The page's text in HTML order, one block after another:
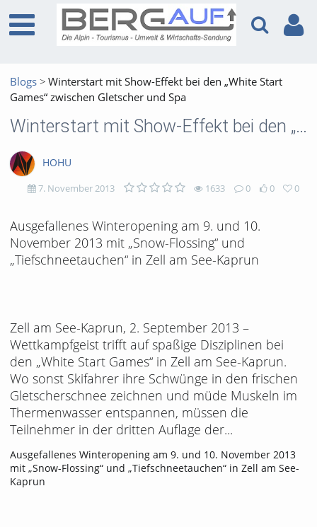
Blogs
Winterstart mit Show-Effekt bei den „White Start
Games“ zwischen Gletscher und Spa
Winterstart mit Show-Effekt bei den „White Start Games“ zwischen Gletscher und Spa
HOHU
7. November 2013 1633
1633
views
0
Kommentare
0
likes
0
favorites
Ausgefallenes Winteropening am 9. und 10.
November 2013 mit „Snow-Flossing“ und
„Tiefschneetauchen“ in Zell am See-Kaprun
Zell am See-Kaprun, 2. September 2013 –
Wettkampfgeist trifft auf spaßige Disziplinen bei
den „White Start Games“ in Zell am See-Kaprun.
Wo sonst Skifahrer ihre Schwünge in den frischen
Gletscherschnee zeichnen und müde Muskeln im
Thermenwasser entspannen, müssen die
Teilnehmer in der dritten Auflage der...
Ausgefallenes Winteropening am 9. und 10. November 2013
mit „Snow-Flossing“ und „Tiefschneetauchen“ in Zell am See-
Kaprun